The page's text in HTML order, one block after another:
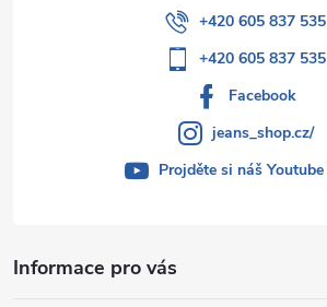
Informace pro vás
+420 605 837 535
+420 605 837 535
Facebook
jeans_shop.cz/
Projděte si náš